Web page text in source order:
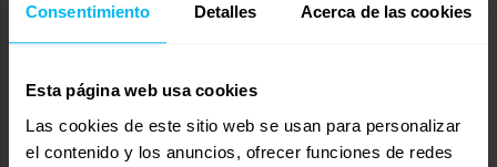
Consentimiento Detalles Acerca de las cookies
Esta página web usa cookies
Las cookies de este sitio web se usan para personalizar
el contenido y los anuncios, ofrecer funciones de redes
Un saludo, Antonio
Antonio Invitado